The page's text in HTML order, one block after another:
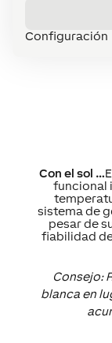
Configuración
Con el sol …
funcional
sistema de
pesar de
fiabilidad
Consejo:
blanca en